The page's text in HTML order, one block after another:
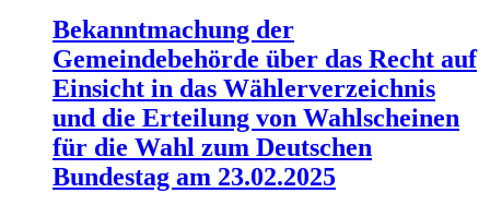
Bekanntmachung der
Gemeindebehörde über das Recht auf
Einsicht in das Wählerverzeichnis
und die Erteilung von Wahlscheinen
für die Wahl zum Deutschen
Bundestag am 23.02.2025